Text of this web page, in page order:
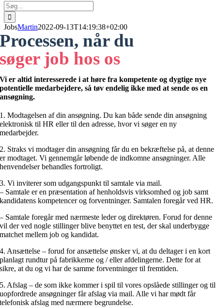
Søg
efter:
JobsMartin2022-09-13T14:19:38+02:00
Processen, når du
søger job hos os
Vi er altid interesserede i at høre fra kompetente og dygtige nye
potentielle medarbejdere, så tøv endelig ikke med at sende os en
ansøgning.
1. Modtagelsen af din ansøgning. Du kan både sende din ansøgning
elektronisk til HR eller til den adresse, hvor vi søger en ny
medarbejder.
2. Straks vi modtager din ansøgning får du en bekræftelse på, at denne
er modtaget. Vi gennemgår løbende de indkomne ansøgninger. Alle
henvendelser behandles fortroligt.
3. Vi inviterer som udgangspunkt til samtale via mail.
– Samtale er en præsentation af henholdsvis virksomhed og job samt
kandidatens kompetencer og forventninger. Samtalen foregår ved HR.
– Samtale foregår med nærmeste leder og direktøren. Forud for denne
vil der ved nogle stillinger blive benyttet en test, der skal underbygge
matchet mellem job og kandidat.
4. Ansættelse – forud for ansættelse ønsker vi, at du deltager i en kort
planlagt rundtur på fabrikkerne og / eller afdelingerne. Dette for at
sikre, at du og vi har de samme forventninger til fremtiden.
5. Afslag – de som ikke kommer i spil til vores opslåede stillinger og til
uopfordrede ansøgninger får afslag via mail. Alle vi har mødt får
telefonisk afslag med nærmere begrundelse.